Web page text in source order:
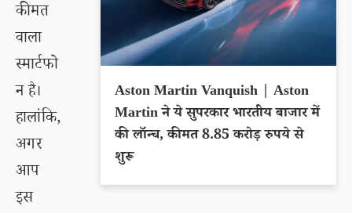
कीमत
वाला
स्मार्टफो
न है।
हालांकि,
अगर
आप
इस
Aston Martin Vanquish | Aston
Martin ने ये सुपरकार भारतीय बाजार में
की लॉन्च, कीमत 8.85 करोड़ रुपये से
शुरू